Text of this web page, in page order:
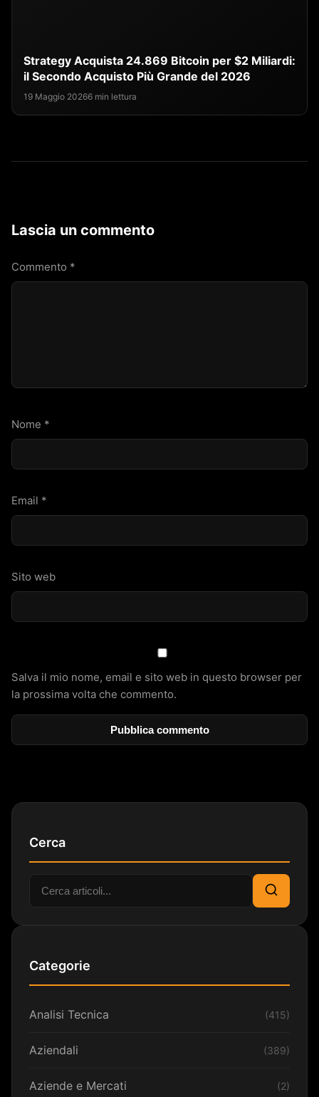
Strategy Acquista 24.869 Bitcoin per $2 Miliardi:
il Secondo Acquisto Più Grande del 2026
19 Maggio 20266 min lettura
Lascia un commento
Commento *
Nome *
Email *
Sito web
Salva il mio nome, email e sito web in questo browser per
la prossima volta che commento.
Cerca
Cerca:
Cerca
Categorie
Analisi Tecnica (415)
Aziendali (389)
Aziende e Mercati (2)